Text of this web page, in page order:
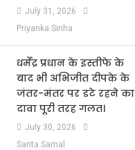
July 31, 2026
Priyanka Sinha
धर्मेंद्र प्रधान के इस्तीफे के
बाद भी अभिजीत दीपके के
जंतर-मंतर पर डटे रहने का
दावा पूरी तरह गलत।
July 30, 2026
Sarita Samal